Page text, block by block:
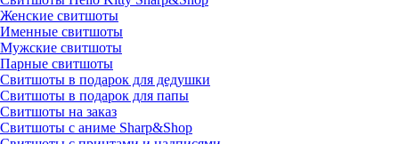
Женские свитшоты
Именные свитшоты
Мужские свитшоты
Парные свитшоты
Свитшоты в подарок для дедушки
Свитшоты в подарок для папы
Свитшоты на заказ
Свитшоты с аниме Sharp&Shop